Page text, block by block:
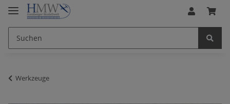
Werkzeuge